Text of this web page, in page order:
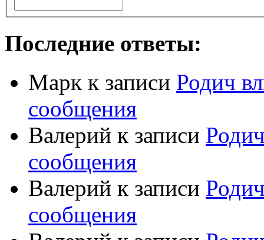
Последние ответы:
Марк к записи Родич
сообщения
Валерий к записи
сообщения
Валерий к записи
сообщения